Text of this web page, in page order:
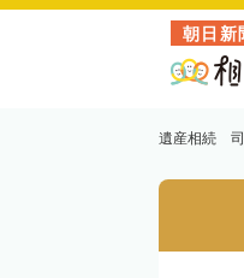
朝日新
遺産相続